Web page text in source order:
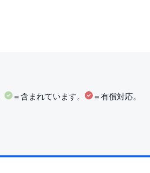
＝含まれています。 ＝有償対応。